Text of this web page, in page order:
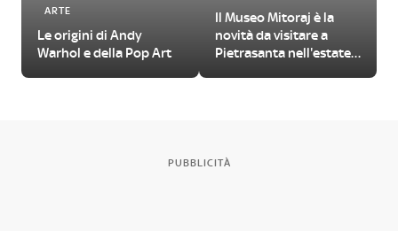
ARTE
Le origini di Andy
Warhol e della Pop Art
Il Museo Mitoraj è la
novità da visitare a
Pietrasanta nell'estate
PUBBLICITÀ